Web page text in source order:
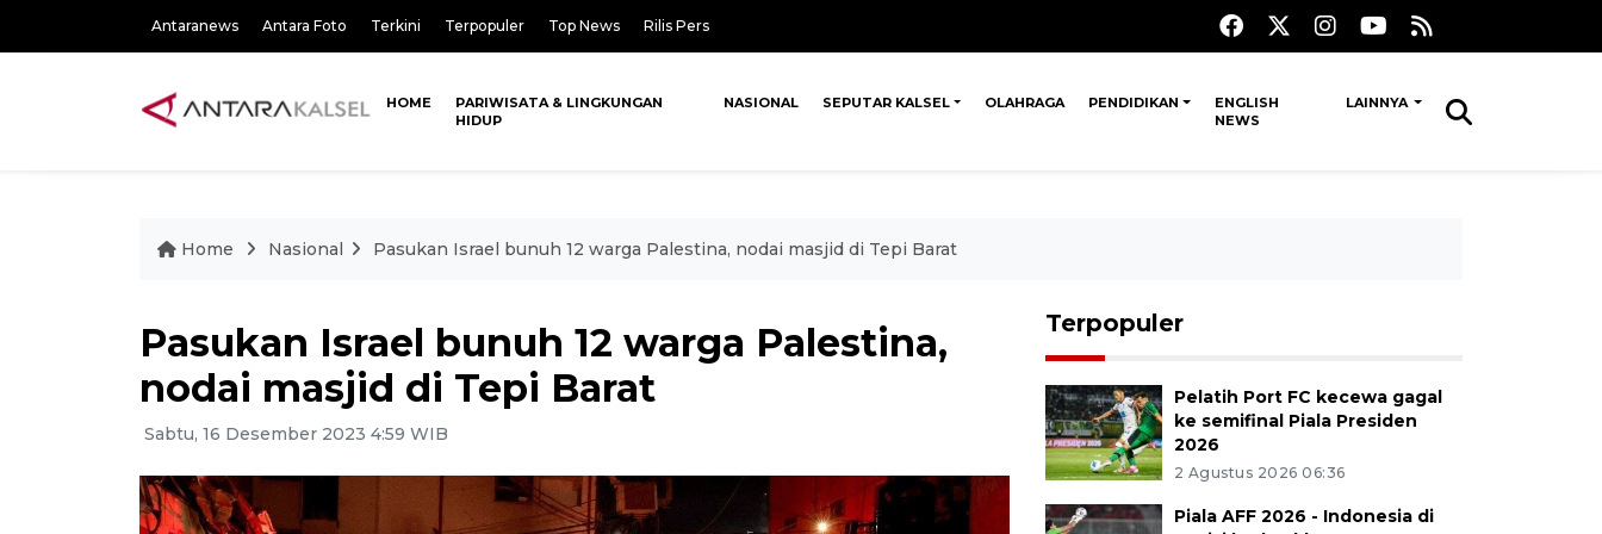
Antaranews Antara Foto Terkini Terpopuler Top News Rilis Pers
HOME
PARIWISATA & LINGKUNGAN
HIDUP
NASIONAL SEPUTAR KALSEL OLAHRAGA PENDIDIKAN
ENGLISH
NEWS
LAINNYA
Home Nasional Pasukan Israel bunuh 12 warga Palestina, nodai masjid di Tepi Barat
Pasukan Israel bunuh 12 warga Palestina,
nodai masjid di Tepi Barat
Sabtu, 16 Desember 2023 4:59 WIB
Terpopuler
Pelatih Port FC kecewa gagal
ke semifinal Piala Presiden
2026
2 Agustus 2026 06:36
Piala AFF 2026 - Indonesia di